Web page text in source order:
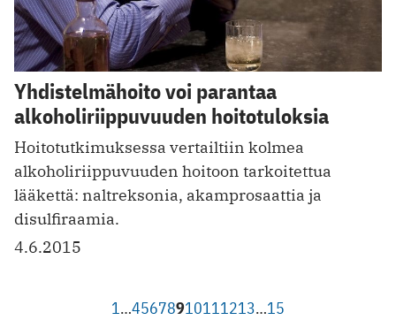
Yhdistelmähoito voi parantaa
alkoholiriippuvuuden hoitotuloksia
Hoitotutkimuksessa vertailtiin kolmea
alkoholiriippuvuuden hoitoon tarkoitettua
lääkettä: naltreksonia, akamprosaattia ja
disulfiraamia.
4.6.2015
1…45678910111213…15